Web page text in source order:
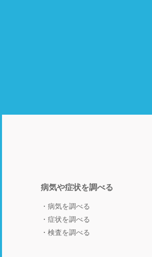
病気や症状を調べる
病気を調べる
症状を調べる
検査を調べる